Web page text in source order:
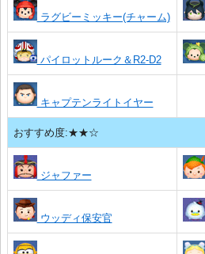
ラグビーミッキー(チャーム)
パイロットルーク＆R2-D2
キャプテンライトイヤー
おすすめ度:★★☆
ジャファー
ウッディ保安官